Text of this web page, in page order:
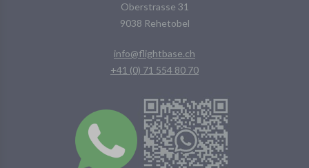
Oberstrasse 31
9038 Rehetobel
info@flightbase.ch
+41 (0) 71 554 80 70